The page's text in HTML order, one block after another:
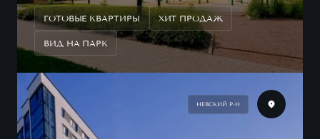
ГОТОВЫЕ КВАРТИРЫ ХИТ ПРОДАЖ
ВИД НА ПАРК
НЕВСКИЙ Р-Н